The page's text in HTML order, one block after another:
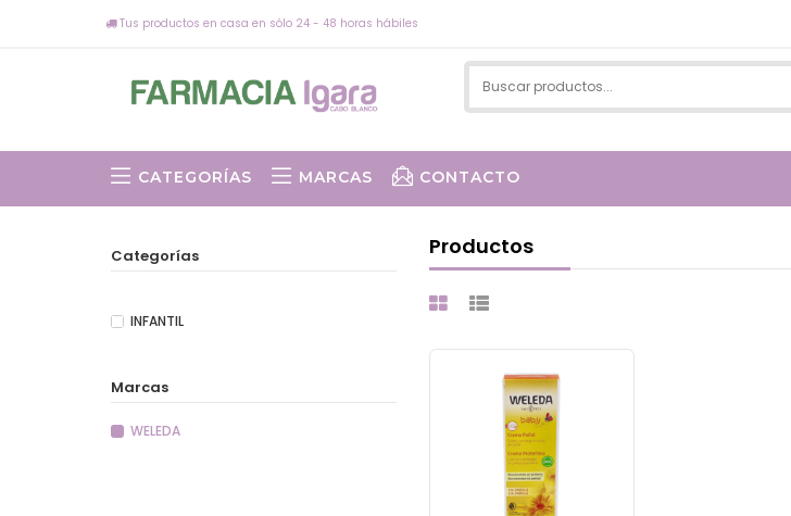
Tus productos en casa en sólo 24 - 48 horas hábiles
CATEGORÍAS MARCAS CONTACTO
Productos
Categorías
INFANTIL
Marcas
WELEDA